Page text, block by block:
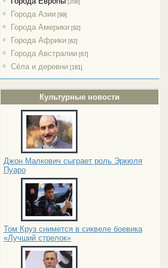
[208]
Города Азии [99]
Города Америки [92]
Города Африки [62]
Города Австралии [67]
Сёла и деревни [181]
Культурные новости
Джон Малкович сыграет роль Эркюля
Пуаро
Том Круз снимется в сиквеле боевика
«Лучший стрелок»